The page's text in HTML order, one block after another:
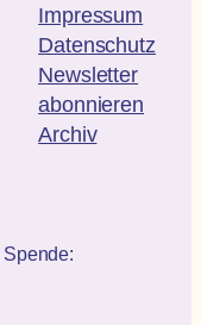
Impressum
Datenschutz
Newsletter
abonnieren
Archiv